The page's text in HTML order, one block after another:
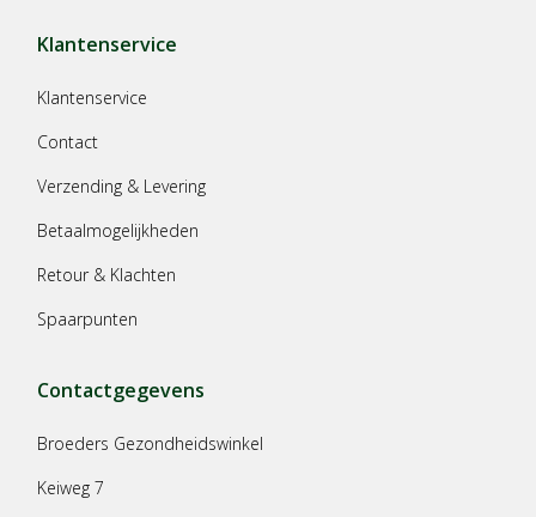
Klantenservice
Klantenservice
Contact
Verzending & Levering
Betaalmogelijkheden
Retour & Klachten
Spaarpunten
Contactgegevens
Broeders Gezondheidswinkel
Keiweg 7